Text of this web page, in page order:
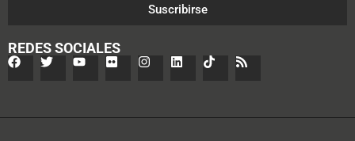
Suscribirse
REDES SOCIALES